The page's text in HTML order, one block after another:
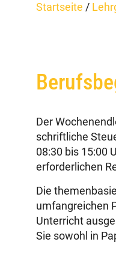
Startseite /
Der
schriftliche
08:30 bis 15:00
erforderlichen
Die
umfangreichen
Unterricht
Sie sowohl in